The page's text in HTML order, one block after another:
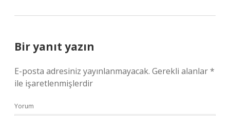
Bir yanıt yazın
E-posta adresiniz yayınlanmayacak. Gerekli alanlar*
ile işaretlenmişlerdir
Yorum